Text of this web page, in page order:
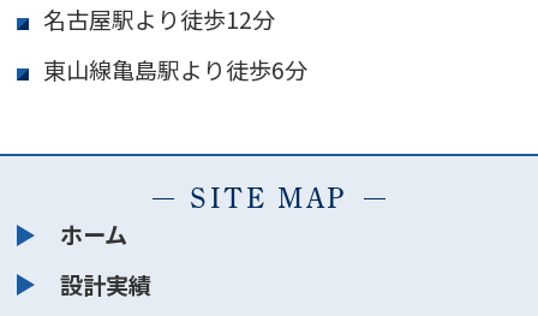
名古屋駅より徒歩12分
東山線亀島駅より徒歩6分
SITE MAP
ホーム
設計実績